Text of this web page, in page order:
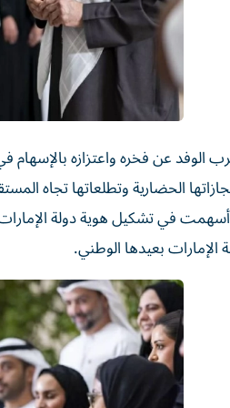
الوفد عن فخره واعتزازه بالإسهام
الحضارية وتطلعاتها تجاه
أسهمت في تشكيل هوية دولة
الإمارات بعيدها الوطني.